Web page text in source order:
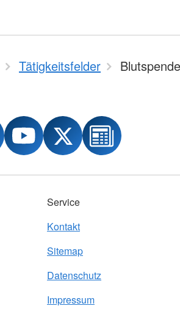
Tätigkeitsfelder Blutspende
Service
Kontakt
Sitemap
Datenschutz
Impressum